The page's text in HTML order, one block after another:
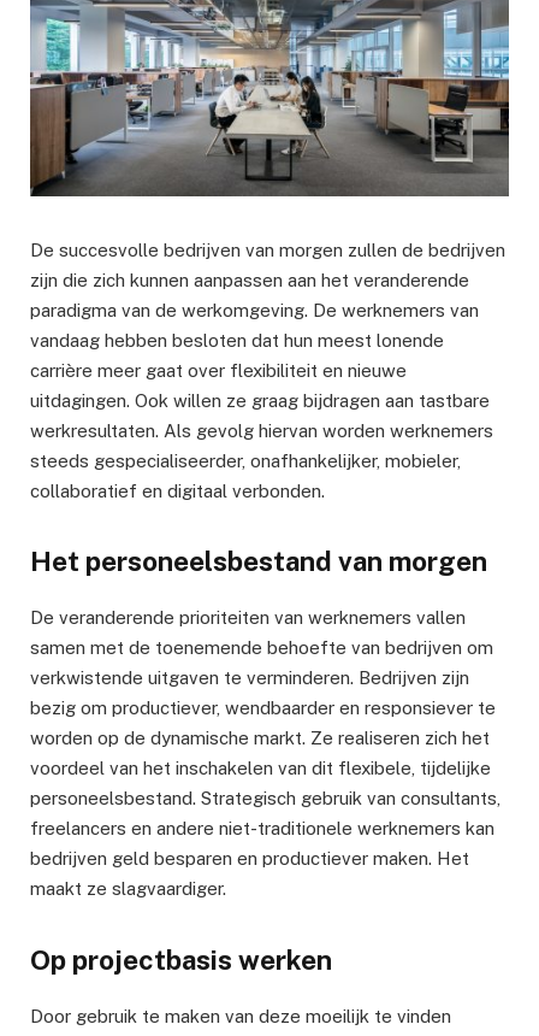
De succesvolle bedrijven van morgen zullen de bedrijven
zijn die zich kunnen aanpassen aan het veranderende
paradigma van de werkomgeving. De werknemers van
vandaag hebben besloten dat hun meest lonende
carrière meer gaat over flexibiliteit en nieuwe
uitdagingen. Ook willen ze graag bijdragen aan tastbare
werkresultaten. Als gevolg hiervan worden werknemers
steeds gespecialiseerder, onafhankelijker, mobieler,
collaboratief en digitaal verbonden.
Het personeelsbestand van morgen
De veranderende prioriteiten van werknemers vallen
samen met de toenemende behoefte van bedrijven om
verkwistende uitgaven te verminderen. Bedrijven zijn
bezig om productiever, wendbaarder en responsiever te
worden op de dynamische markt. Ze realiseren zich het
voordeel van het inschakelen van dit flexibele, tijdelijke
personeelsbestand. Strategisch gebruik van consultants,
freelancers en andere niet-traditionele werknemers kan
bedrijven geld besparen en productiever maken. Het
maakt ze slagvaardiger.
Op projectbasis werken
Door gebruik te maken van deze moeilijk te vinden